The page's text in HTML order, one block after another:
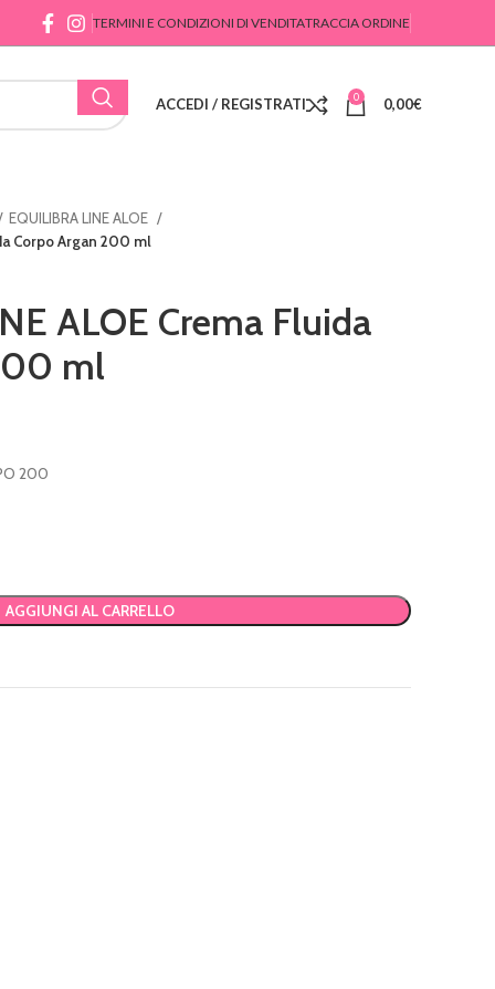
TERMINI E CONDIZIONI DI VENDITATRACCIA ORDINE
ACCEDI / REGISTRATI 0 0,00€
EQUILIBRA LINE ALOE
Corpo Argan 200 ml
ALOE Crema Fluida
ml
200
AGGIUNGI AL CARRELLO